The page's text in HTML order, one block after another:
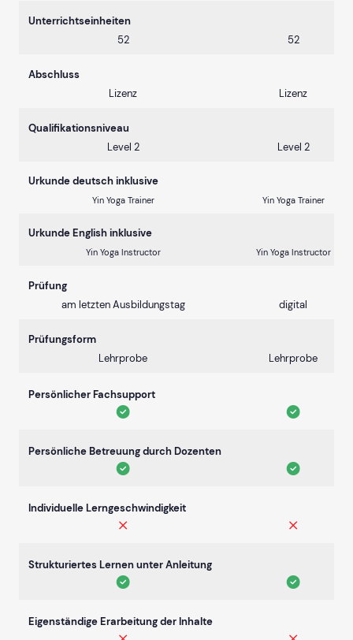
Unterrichtseinheiten
52
52
Abschluss
Lizenz
Lizenz
Qualifikationsniveau
Level 2
Level 2
Urkunde deutsch inklusive
Yin Yoga Trainer Yin Yoga Trainer
Urkunde English inklusive
Yin Yoga Instructor Yin Yoga Instructor
Prüfung
am letzten Ausbildungstag
digital
Prüfungsform
Lehrprobe
Lehrprobe
Persönlicher Fachsupport
Persönliche Betreuung durch Dozenten
Individuelle Lerngeschwindigkeit
Strukturiertes Lernen unter Anleitung
Eigenständige Erarbeitung der Inhalte